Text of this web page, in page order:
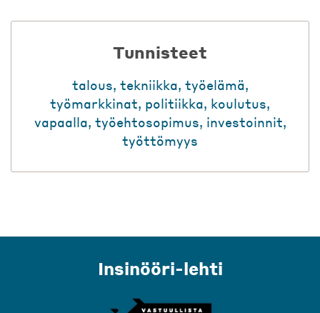
Tunnisteet
talous, tekniikka, työelämä,
työmarkkinat, politiikka, koulutus,
vapaalla, työehtosopimus, investoinnit,
työttömyys
Insinööri-lehti